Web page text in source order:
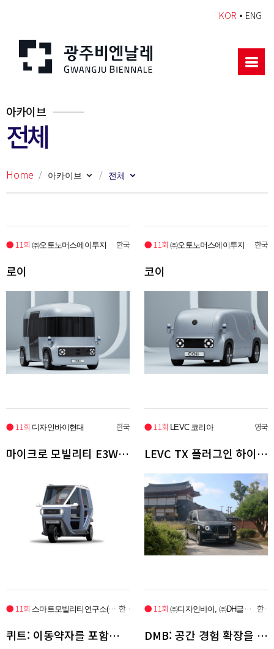
KOR • ENG
아카이브
전체
Home 아카이브 전체
● 11회 ㈜오토노머스에이투지 한국
로이
● 11회 ㈜오토노머스에이투지 한국
코이
● 11회 디자인바이현대 한국
마이크로 모빌리티 E3W, E4W
● 11회 LEVC 코리아 영국
LEVC TX 플러그인 하이브리드
● 11회 스마트모빌리티연구소(홍익대학교) 한국
퀴트: 이동약자를 포함한 모두를 위한 목적기반 모빌리티
● 11회 ㈜디자인바이, ㈜DH글로벌, DH오토 한국
DMB: 공간 경험 확장을 위한 e-모빌리티 모듈형 가전